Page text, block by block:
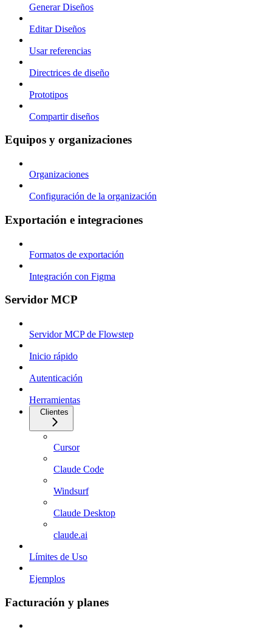
Generar Diseños
Editar Diseños
Usar referencias
Directrices de diseño
Prototipos
Compartir diseños
Equipos y organizaciones
Organizaciones
Configuración de la organización
Exportación e integraciones
Formatos de exportación
Integración con Figma
Servidor MCP
Servidor MCP de Flowstep
Inicio rápido
Autenticación
Herramientas
Clientes
Cursor
Claude Code
Windsurf
Claude Desktop
claude.ai
Límites de Uso
Ejemplos
Facturación y planes